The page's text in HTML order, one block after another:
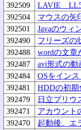
392509
LAVIE
392504
マウスの矢
392501
Javaのウィ
392490
フリーズの
392488
wordの文章
392487
avi形式の
392484
OSをイン
392481
HDDの初期
392479
日立プリウ
392471
アカウント
392470
起動後、エ